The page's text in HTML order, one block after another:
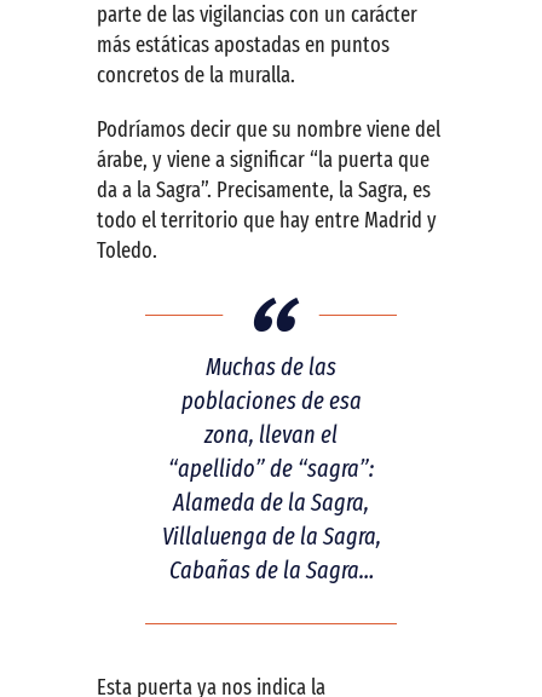
parte de las vigilancias con un carácter
más estáticas apostadas en puntos
concretos de la muralla.
Podríamos decir que su nombre viene del
árabe, y viene a significar “la puerta que
da a la Sagra”. Precisamente, la Sagra, es
todo el territorio que hay entre Madrid y
Toledo.
Muchas de las
poblaciones de esa
zona, llevan el
“apellido” de “sagra”:
Alameda de la Sagra,
Villaluenga de la Sagra,
Cabañas de la Sagra…
Esta puerta ya nos indica la